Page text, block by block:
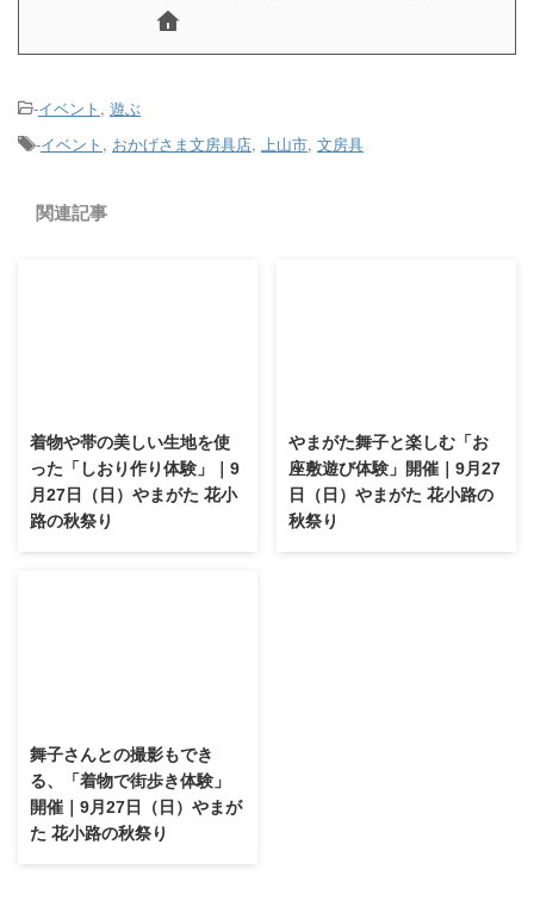
-イベント , 遊ぶ
-イベント , おかげさま文房具店, 上山市, 文房具
関連記事
着物や帯の美しい生地を使
った「しおり作り体験」｜9
月27日（日）やまがた 花小
路の秋祭り
やまがた舞子と楽しむ「お
座敷遊び体験」開催｜9月27
日（日）やまがた 花小路の
秋祭り
舞子さんとの撮影もでき
る、「着物で街歩き体験」
開催｜9月27日（日）やまが
た 花小路の秋祭り